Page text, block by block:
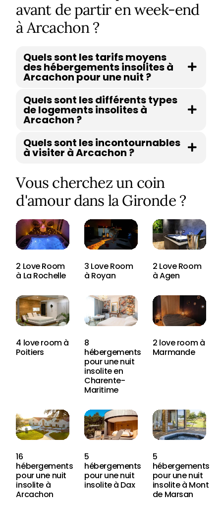
avant de partir en week-end
à Arcachon ?
Quels sont les tarifs moyens
des hébergements insolites à
Arcachon pour une nuit ?
Quels sont les différents types
de logements insolites à
Arcachon ?
Quels sont les incontournables
à visiter à Arcachon ?
Vous cherchez un coin
d'amour dans la Gironde ?
2 Love Room
à La Rochelle
3 Love Room
à Royan
2 Love Room
à Agen
4 love room à
Poitiers
8
hébergements
pour une nuit
insolite en
Charente-
Maritime
2 love room à
Marmande
16
hébergements
pour une nuit
insolite à
Arcachon
5
hébergements
pour une nuit
insolite à Dax
5
hébergements
pour une nuit
insolite à Mont
de Marsan